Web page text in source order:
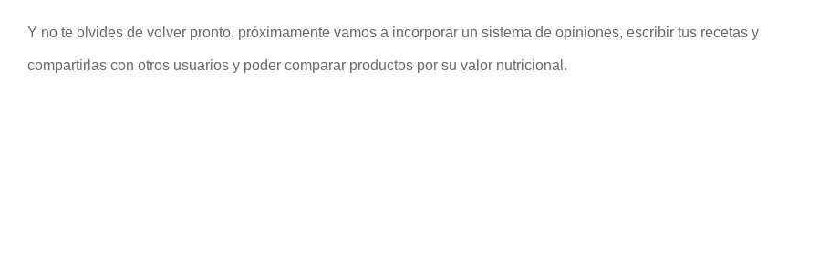
Y no te olvides de volver pronto, próximamente vamos a incorporar un sistema de opiniones, escribir tus recetas y
compartirlas con otros usuarios y poder comparar productos por su valor nutricional.